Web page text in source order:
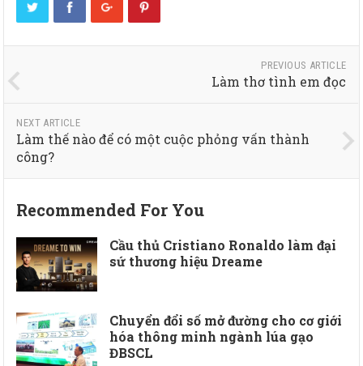
PREVIOUS ARTICLE
Làm thơ tình em đọc
NEXT ARTICLE
Làm thế nào để có một cuộc phỏng vấn thành
công?
Recommended For You
Cầu thủ Cristiano Ronaldo làm đại
sứ thương hiệu Dreame
Chuyển đổi số mở đường cho cơ giới
hóa thông minh ngành lúa gạo
ĐBSCL